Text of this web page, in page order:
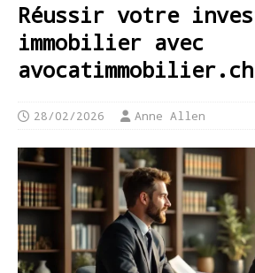
Réussir votre
immobilier avec
28/02/2026 Anne Allen